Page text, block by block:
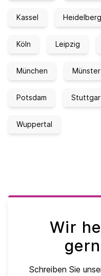
Kassel Heidelberg
Köln Leipzig
München Münster
Potsdam
Wuppertal
Wir
Schreiben Sie